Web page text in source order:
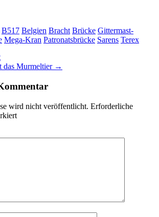
B517 Belgien Bracht Brücke Gittermast-
Mega-Kran Patronatsbrücke Sarens Terex
das Murmeltier →
wird nicht veröffentlicht. Erforderliche